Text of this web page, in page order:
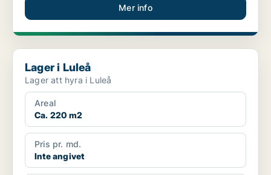
Mer info
Lager i Luleå
Lager i Luleå
Lager att hyra i Luleå
Areal
Ca. 220 m2
Pris pr. md.
Inte angivet